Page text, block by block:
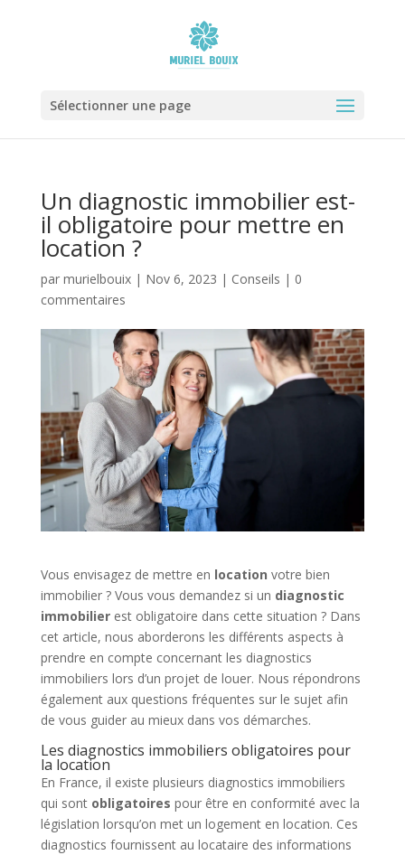
Sélectionner une page
Un diagnostic immobilier est-
il obligatoire pour mettre en
location ?
par murielbouix| Nov 6, 2023 | Conseils | 0
commentaires
Vous envisagez de mettre en location votre bien
immobilier ? Vous vous demandez si un diagnostic
immobilierest obligatoire dans cette situation ? Dans
cet article, nous aborderons les différents aspects à
prendre en compte concernant les diagnostics
immobiliers lors d’un projet de louer. Nous répondrons
également aux questions fréquentes sur le sujet afin
de vous guider au mieux dans vos démarches.
Les diagnostics immobiliers obligatoires pour
la location
En France, il existe plusieurs diagnostics immobiliers
qui sont obligatoires pour être en conformité avec la
législation lorsqu’on met un logement en location. Ces
diagnostics fournissent au locataire des informations